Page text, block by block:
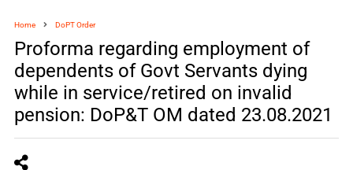
Home DoPT Order
Proforma regarding employment of
dependents of Govt Servants dying
while in service/retired on invalid
pension: DoP&T OM dated 23.08.2021